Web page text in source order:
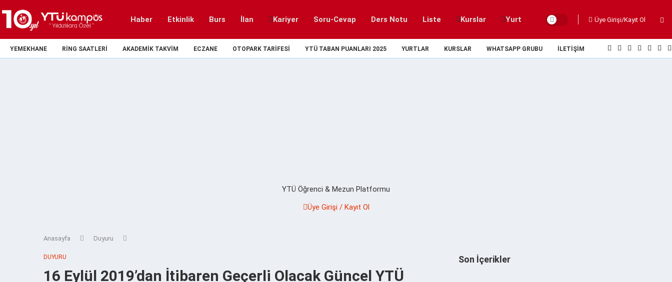
Haber Etkinlik Burs İlan Kariyer Soru-Cevap Ders Notu Liste Kurslar Yurt Üye Girişi/Kayıt Ol
YEMEKHANE RING SAATLERI AKADEMIK TAKVIM ECZANE OTOPARK TARIFESI YTÜ TABAN PUANLARI 2025 YURTLAR KURSLAR WHATSAPP GRUBU İLETIŞIM
YTÜ Öğrenci & Mezun Platformu
Üye Girişi / Kayıt Ol
Anasayfa Duyuru
DUYURU
16 Eylül 2019’dan İtibaren Geçerli Olacak Güncel YTÜ
Son İçerikler